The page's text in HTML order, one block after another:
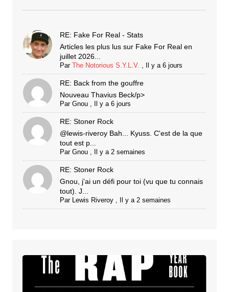
RE: Fake For Real - Stats
Articles les plus lus sur Fake For Real en
juillet 2026...
Par The Notorious S.Y.L.V. Il y a 6 jours
RE: Back from the gouffre
Nouveau Thavius Beck/p>
Par Gnou, Il y a 6 jours
RE: Stoner Rock
@lewis-riveroy Bah... Kyuss. C'est de la que
tout est p...
Par Gnou, Il y a 2 semaines
RE: Stoner Rock
Gnou, j'ai un défi pour toi (vu que tu connais
tout). J...
Par Lewis Riveroy, Il y a 2 semaines
SHEA
SERRANO